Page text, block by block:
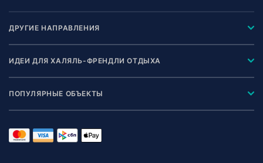
ДРУГИЕ НАПРАВЛЕНИЯ
ИДЕИ ДЛЯ ХАЛЯЛЬ-ФРЕНДЛИ ОТДЫХА
ПОПУЛЯРНЫЕ ОБЪЕКТЫ